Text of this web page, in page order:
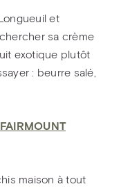
et
sa crème
exotique plutôt
: beurre salé,
maison à tout